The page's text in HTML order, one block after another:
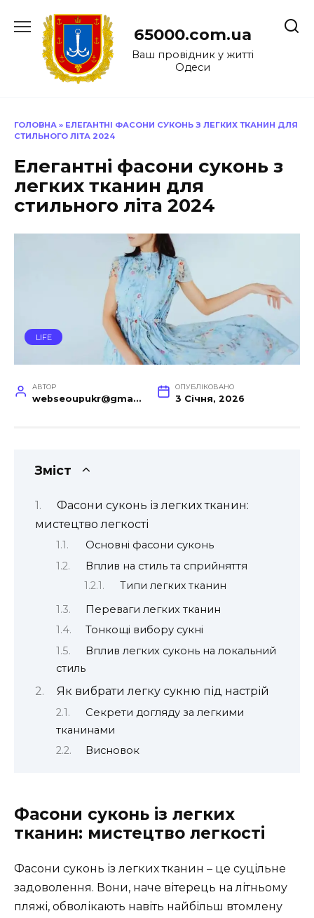
до
65000.com.ua
Ваш провідник у житті
Одеси
ГОЛОВНА » ЕЛЕГАНТНІ ФАСОНИ СУКОНЬ З ЛЕГКИХ ТКАНИН ДЛЯ
СТИЛЬНОГО ЛІТА 2024
Елегантні фасони суконь з
легких тканин для
стильного літа 2024
LIFE
АВТОР
webseoupukr@gmail.com
ОПУБЛІКОВАНО
3 Січня, 2026
Зміст
Фасони суконь із легких тканин:
мистецтво легкості
Основні фасони суконь
Вплив на стиль та сприйняття
Типи легких тканин
Переваги легких тканин
Тонкощі вибору сукні
Вплив легких суконь на локальний
стиль
Як вибрати легку сукню під настрій
Секрети догляду за легкими
тканинами
Висновок
Фасони суконь із легких
тканин: мистецтво легкості
Фасони суконь із легких тканин – це суцільне
задоволення. Вони, наче вітерець на літньому
пляжі, обволікають навіть найбільш втомлену